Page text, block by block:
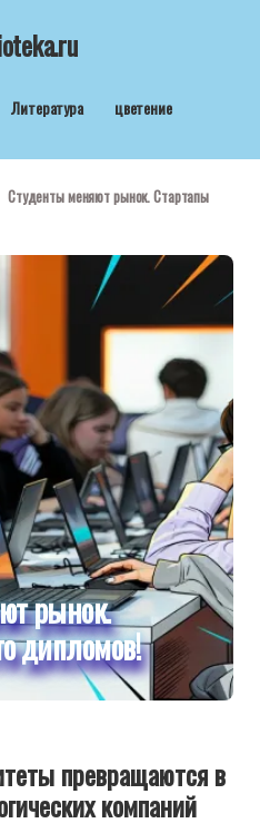
Литература
цветение
Студенты меняют рынок. Стартапы
рынок.
дипломов!
превращаются в
компаний